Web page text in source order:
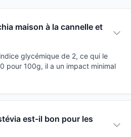
maison à la cannelle et
glycémique de 2, ce qui le
pour 100g, il a un impact minimal
est-il bon pour les